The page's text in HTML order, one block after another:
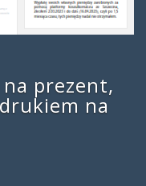
na prezent,
na